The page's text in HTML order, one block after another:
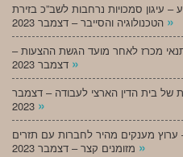
– עיגון סמכויות נרחבות לשב”כ בזירת
»
מכרז לאחר מועד הגשת ההצעות –
»
של בית הדין הארצי לעבודה – דצמבר
»
– ערוץ מענקים מהיר לחברות עם תזרים
»